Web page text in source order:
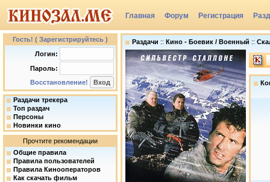
Главная Форум Регистрация
Группы
Гость! ( Зарегистрируйтесь )
Логин:
Пароль:
Восстановление!
Раздачи трекера
Топ раздач
Персоны
Новинки кино
Прочтите рекомендации
Общие правила
Правила пользователей
Правила Кинооператоров
Как скачать фильм
Раздачи :: Кино - Боевик / Военный ::